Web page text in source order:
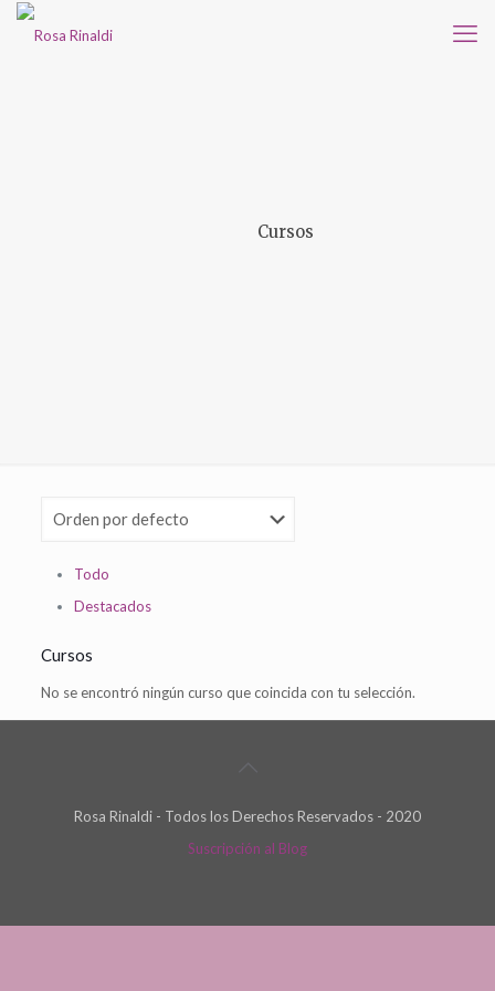
Cursos
Todo
Destacados
Cursos
No se encontró ningún curso que coincida con tu selección.
Rosa Rinaldi - Todos los Derechos Reservados - 2020
Suscripción al Blog